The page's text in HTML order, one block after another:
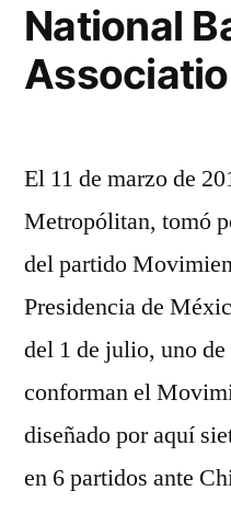
National
El 11 de marzo de
Metropólitan, tomó
del partido
Presidencia de
del 1 de julio, uno
conforman el
diseñado por aquí
en 6 partidos ante